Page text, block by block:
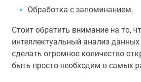
Обработка с запоминанием.
Стоит обратить внимание на то,
интеллектуальный анализ
сделать огромное количество
быть просто необходим в самых